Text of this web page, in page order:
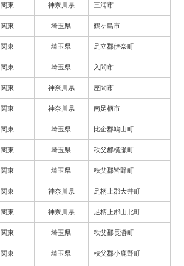
関東 神奈川県 三浦市
関東 埼玉県 鶴ヶ島市
関東 埼玉県 足立郡伊奈町
関東 埼玉県 入間市
関東 神奈川県 座間市
関東 神奈川県 南足柄市
関東 埼玉県 比企郡鳩山町
関東 埼玉県 秩父郡横瀬町
関東 埼玉県 秩父郡皆野町
関東 神奈川県 足柄上郡大井町
関東 神奈川県 足柄上郡山北町
関東 埼玉県 秩父郡長瀞町
関東 埼玉県 秩父郡小鹿野町